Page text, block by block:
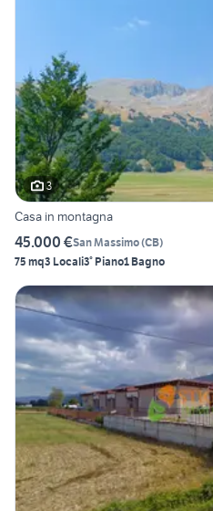
3
Casa in montagna
45.000 €San Massimo(CB)
75 mq3 Locali3° Piano1 Bagno